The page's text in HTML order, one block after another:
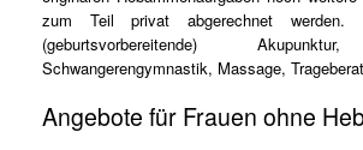
zum Teil privat abgerechnet
(geburtsvorbereitende)
Schwangerengymnastik, Massage,
Angebote für Frauen ohne